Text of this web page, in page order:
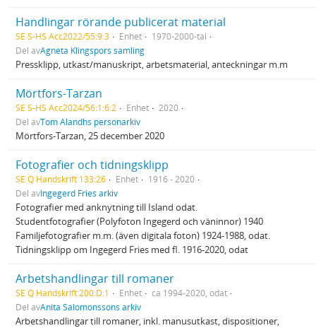
Handlingar rörande publicerat material
SE S-HS Acc2022/55:9:3 Enhet
1970-2000-tal
Del avAgneta Klingspors samling
Pressklipp, utkast/manuskript, arbetsmaterial, anteckningar m.m
Mörtfors-Tarzan
SE S-HS Acc2024/56:1:6:2 Enhet
2020
Del avTom Alandhs personarkiv
Mörtfors-Tarzan, 25 december 2020
Fotografier och tidningsklipp
SE Q Handskrift 133:26 Enhet
1916 - 2020
Del avIngegerd Fries arkiv
Fotografier med anknytning till Island odat.
Studentfotografier (Polyfoton Ingegerd och väninnor) 1940
Familjefotografier m.m. (även digitala foton) 1924-1988, odat.
Tidningsklipp om Ingegerd Fries med fl. 1916-2020, odat
Arbetshandlingar till romaner
SE Q Handskrift 200:D:1 Enhet
ca 1994-2020, odat
Del avAnita Salomonssons arkiv
Arbetshandlingar till romaner, inkl. manusutkast, dispositioner,